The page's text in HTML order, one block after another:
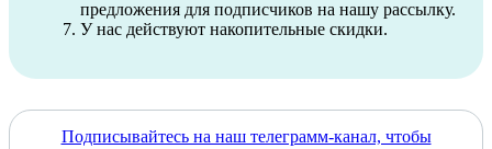
предложения для подписчиков на нашу рассылку.
У нас действуют накопительные скидки.
Подписывайтесь на наш телеграмм-канал, чтобы